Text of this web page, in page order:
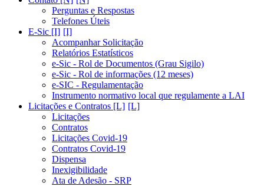
Perguntas e Respostas
Telefones Úteis
E-Sic [I]
Acompanhar Solicitação
Relatórios Estatísticos
e-Sic - Rol de Documentos (Grau Sigilo)
e-Sic - Rol de informações (12 meses)
e-SIC - Regulamentação
Instrumento normativo local que regulamente a LAI
Licitações e Contratos [L]
Licitações
Contratos
Licitações Covid-19
Contratos Covid-19
Dispensa
Inexigibilidade
Ata de Adesão - SRP